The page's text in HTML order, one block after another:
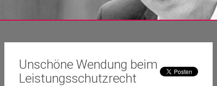
Unschöne Wendung beim
Leistungsschutzrecht